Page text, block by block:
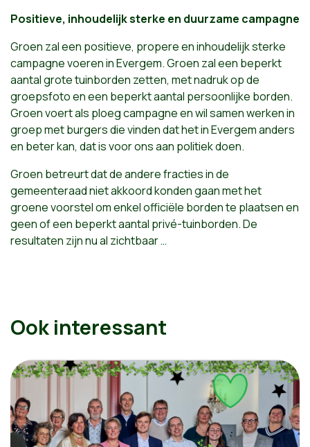
Positieve, inhoudelijk sterke en duurzame campagne
Groen zal een positieve, propere en inhoudelijk sterke
campagne voeren in Evergem. Groen zal een beperkt
aantal grote tuinborden zetten, met nadruk op de
groepsfoto en een beperkt aantal persoonlijke borden.
Groen voert als ploeg campagne en wil samen werken in
groep met burgers die vinden dat het in Evergem anders
en beter kan, dat is voor ons aan politiek doen.
Groen betreurt dat de andere fracties in de
gemeenteraad niet akkoord konden gaan met het
groene voorstel om enkel officiële borden te plaatsen en
geen of een beperkt aantal privé-tuinborden. De
resultaten zijn nu al zichtbaar …
Ook interessant